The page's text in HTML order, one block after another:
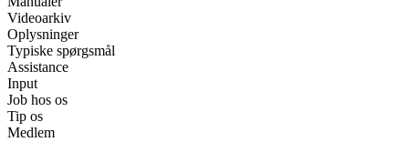
Videoarkiv
Oplysninger
Typiske spørgsmål
Assistance
Input
Job hos os
Tip os
Medlem